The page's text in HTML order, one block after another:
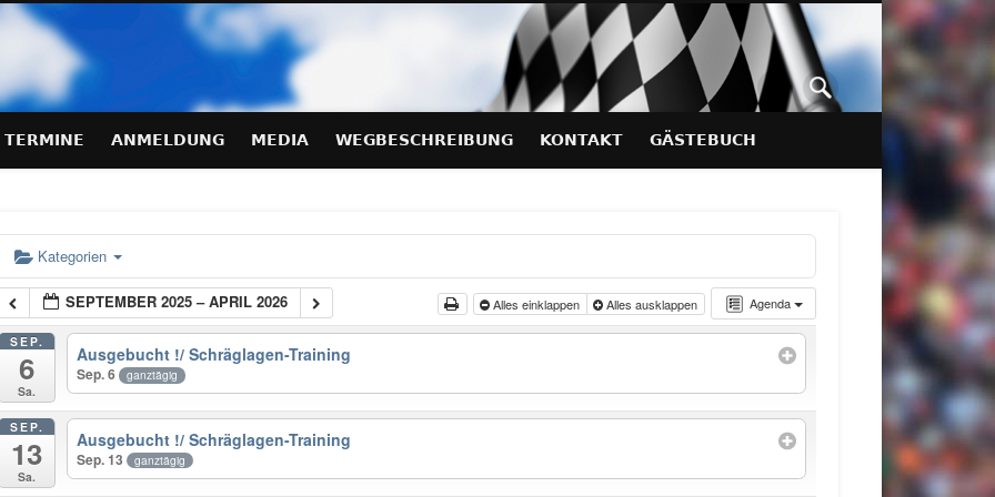
TERMINE ANMELDUNG MEDIA WEGBESCHREIBUNG KONTAKT GÄSTEBUCH
Kategorien
Agenda
SEPTEMBER 2025 – APRIL 2026 Alles einklappen Alles ausklappen
SEP.
6
Sa.
Ausgebucht !/ Schräglagen-Training
Sep. 6 ganztägig
SEP.
13
Sa.
Ausgebucht !/ Schräglagen-Training
Sep. 13 ganztägig